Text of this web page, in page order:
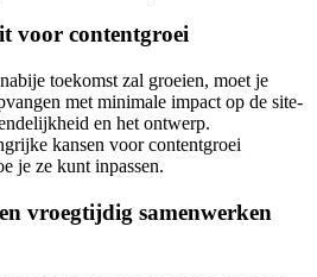
voor contentgroei
toekomst zal groeien, moet je
met minimale impact op de site-
en het ontwerp.
kansen voor contentgroei
je ze kunt inpassen.
vroegtijdig samenwerken